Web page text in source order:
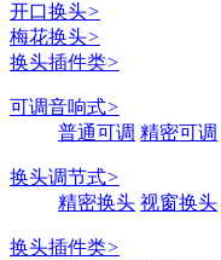
开口换头>
梅花换头>
换头插件类>
可调音响式>
普通可调 精密可调
换头调节式>
精密换头 视窗换头
换头插件类>